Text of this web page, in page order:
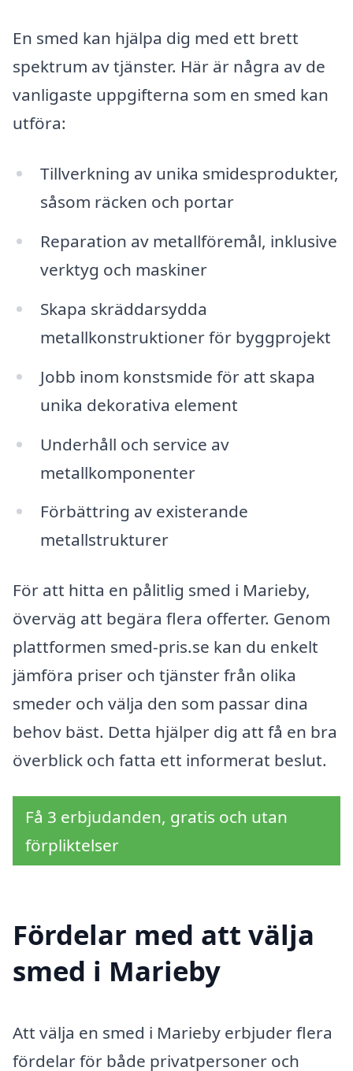
En smed kan hjälpa dig med ett brett
spektrum av tjänster. Här är några av de
vanligaste uppgifterna som en smed kan
utföra:
Tillverkning av unika smidesprodukter,
såsom räcken och portar
Reparation av metallföremål, inklusive
verktyg och maskiner
Skapa skräddarsydda
metallkonstruktioner för byggprojekt
Jobb inom konstsmide för att skapa
unika dekorativa element
Underhåll och service av
metallkomponenter
Förbättring av existerande
metallstrukturer
För att hitta en pålitlig smed i Marieby,
överväg att begära flera offerter. Genom
plattformen smed-pris.se kan du enkelt
jämföra priser och tjänster från olika
smeder och välja den som passar dina
behov bäst. Detta hjälper dig att få en bra
överblick och fatta ett informerat beslut.
Få 3 erbjudanden, gratis och utan
förpliktelser
Fördelar med att välja
smed i Marieby
Att välja en smed i Marieby erbjuder flera
fördelar för både privatpersoner och